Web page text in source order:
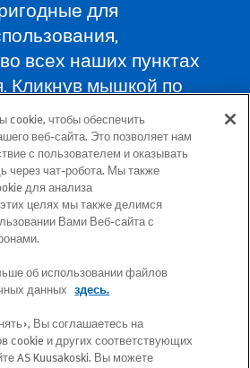
для
всех наших пунктах
Кликнув мышкой по
пункты
во всех уездах и
доехать.
Betooni 12, 13816 Tallinn
номер 13660
почты имеют
чтобы обеспечить
веб-сайта. Это позволяет нам
с пользователем и оказывать
через чат-робота. Мы также
для анализа
целях мы также делимся
Вами Веб-сайта с
об использовании файлов
данных
здесь.
Вы соглашаетесь на
cookie и других соответствующих
AS Kuusakoski. Вы можете